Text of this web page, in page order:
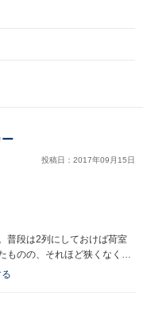
投稿日： 2017年09 月 15日
普段は2列にしておけば荷室
のの、それほど狭くなく、
何も問題なし。 何より必要
個人的な好みですが、エン